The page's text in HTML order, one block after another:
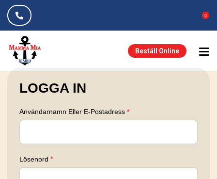
0
Beställ Online
LOGGA IN
Användarnamn Eller E-Postadress *
Lösenord *